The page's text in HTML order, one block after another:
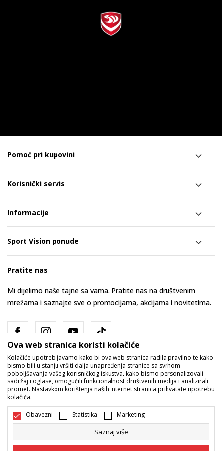
Pomoć pri kupovini
Korisnički servis
Informacije
Sport Vision ponude
Pratite nas
Mi dijelimo naše tajne sa vama. Pratite nas na društvenim
mrežama i saznajte sve o promocijama, akcijama i novitetima.
Bosna i Hercegovina Promijenite
Ova web stranica koristi kolačiće
Kolačiće upotrebljavamo kako bi ova web stranica radila pravilno te kako
bismo bili u stanju vršiti dalja unapređenja stranice sa svrhom
poboljšavanja vašeg korisničkog iskustva, kako bismo personalizovali
sadržaj i oglase, omogućili funkcionalnost društvenih medija i analizirali
promet. Nastavkom korištenja naših internet stranica prihvatate upotrebu
kolačića.
Obavezni Statistika Marketing
Saznaj više